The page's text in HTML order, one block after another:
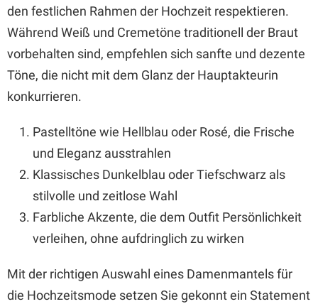
den festlichen Rahmen der Hochzeit respektieren.
Während Weiß und Cremetöne traditionell der Braut
vorbehalten sind, empfehlen sich sanfte und dezente
Töne, die nicht mit dem Glanz der Hauptakteurin
konkurrieren.
Pastelltöne wie Hellblau oder Rosé, die Frische
und Eleganz ausstrahlen
Klassisches Dunkelblau oder Tiefschwarz als
stilvolle und zeitlose Wahl
Farbliche Akzente, die dem Outfit Persönlichkeit
verleihen, ohne aufdringlich zu wirken
Mit der richtigen Auswahl eines Damenmantels für
die Hochzeitsmode setzen Sie gekonnt ein Statement